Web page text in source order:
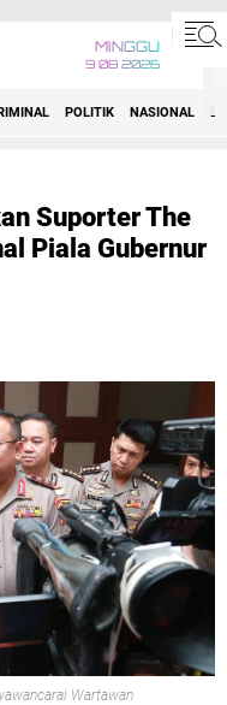
MINGGU
9 08 2026
POLITIK NASIONAL
Suporter The
Piala Gubernur
Wartawan